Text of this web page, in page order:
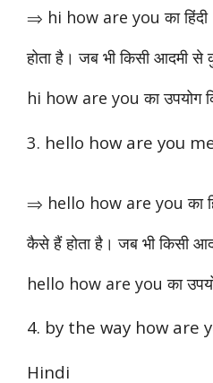
⇒ hi how are you का
होता है। जब भी किसी आदमी से
hi how are you का उपयोग
3. hello how are you
⇒ hello how are you का
कैसे हैं होता है। जब भी किसी
hello how are you का
4. by the way how are
Hindi